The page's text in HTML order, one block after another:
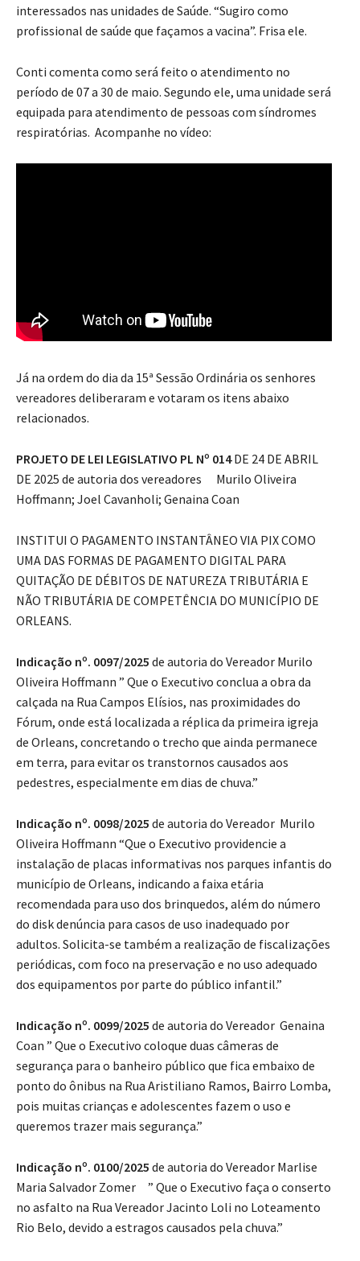
interessados nas unidades de Saúde. “Sugiro como
profissional de saúde que façamos a vacina”. Frisa ele.
Conti comenta como será feito o atendimento no
período de 07 a 30 de maio. Segundo ele, uma unidade será
equipada para atendimento de pessoas com síndromes
respiratórias. Acompanhe no vídeo:
Já na ordem do dia da 15ª Sessão Ordinária os senhores
vereadores deliberaram e votaram os itens abaixo
relacionados.
PROJETO DE LEI LEGISLATIVO PL Nº 014DE 24 DE ABRIL
DE 2025 de autoria dos vereadores Murilo Oliveira
Hoffmann; Joel Cavanholi; Genaina Coan
INSTITUI O PAGAMENTO INSTANTÂNEO VIA PIX COMO
UMA DAS FORMAS DE PAGAMENTO DIGITAL PARA
QUITAÇÃO DE DÉBITOS DE NATUREZA TRIBUTÁRIA E
NÃO TRIBUTÁRIA DE COMPETÊNCIA DO MUNICÍPIO DE
ORLEANS.
Indicação nº. 0097/2025 de autoria do Vereador Murilo
Oliveira Hoffmann ” Que o Executivo conclua a obra da
calçada na Rua Campos Elísios, nas proximidades do
Fórum, onde está localizada a réplica da primeira igreja
de Orleans, concretando o trecho que ainda permanece
em terra, para evitar os transtornos causados aos
pedestres, especialmente em dias de chuva.”
Indicação nº. 0098/2025 de autoria do Vereador Murilo
Oliveira Hoffmann “Que o Executivo providencie a
instalação de placas informativas nos parques infantis do
município de Orleans, indicando a faixa etária
recomendada para uso dos brinquedos, além do número
do disk denúncia para casos de uso inadequado por
adultos. Solicita-se também a realização de fiscalizações
periódicas, com foco na preservação e no uso adequado
dos equipamentos por parte do público infantil.”
Indicação nº. 0099/2025 de autoria do Vereador Genaina
Coan ” Que o Executivo coloque duas câmeras de
segurança para o banheiro público que fica embaixo de
ponto do ônibus na Rua Aristiliano Ramos, Bairro Lomba,
pois muitas crianças e adolescentes fazem o uso e
queremos trazer mais segurança.”
Indicação nº. 0100/2025 de autoria do Vereador Marlise
Maria Salvador Zomer ” Que o Executivo faça o conserto
no asfalto na Rua Vereador Jacinto Loli no Loteamento
Rio Belo, devido a estragos causados pela chuva.”